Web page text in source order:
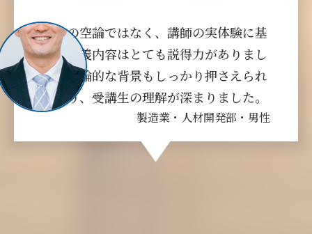
机上の空論ではなく、講師の実体験に基
づく講義内容はとても説得力がありまし
た。理論的な背景もしっかり押さえられ
ており、受講生の理解が深まりました。
製造業・人材開発部・男性